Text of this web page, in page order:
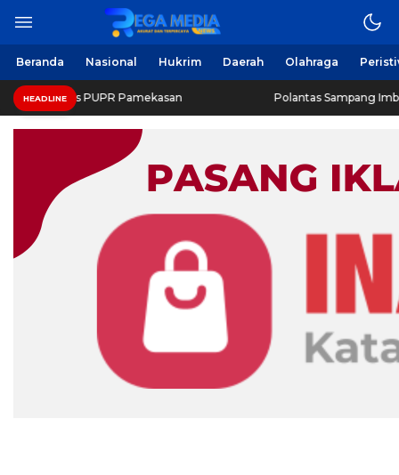
Beranda Nasional Hukrim Daerah Olahraga
HEADLINE
PUPR Pamekasan Polantas Sampang Imbau Latihan